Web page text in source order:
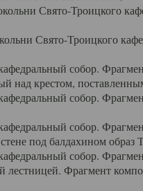
Свято-Троицкого
Свято-Троицкого
собор.
над крестом,
собор.
собор.
под балдахином
собор.
лестницей. Фрагмент